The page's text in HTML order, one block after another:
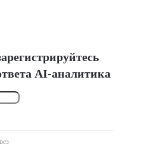
AI-аналитика